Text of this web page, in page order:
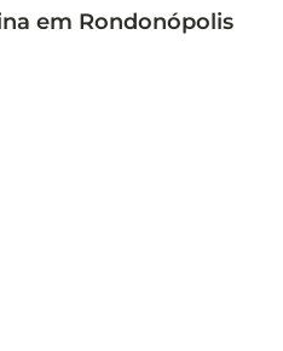
em Rondonópolis